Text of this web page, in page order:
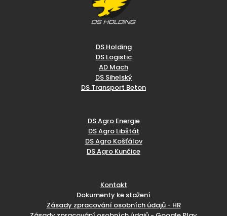
DS Holding
DS Logistic
AD Mach
DS Sihelský
DS Transport Beton
DS Agro Energie
DS Agro Libštát
DS Agro Košťálov
DS Agro Kunčice
Kontakt
Dokumenty ke stažení
Zásady zpracování osobních údajů - HR